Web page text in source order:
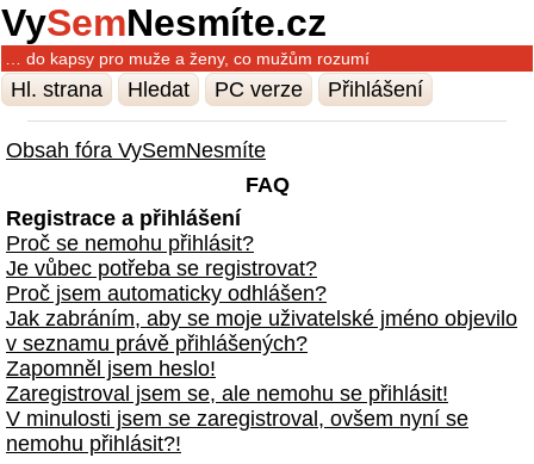
VySemNesmíte.cz
… do kapsy pro muže a ženy, co mužům rozumí
Hl. strana Hledat PC verze Přihlášení
Obsah fóra VySemNesmíte
FAQ
Registrace a přihlášení
Proč se nemohu přihlásit?
Je vůbec potřeba se registrovat?
Proč jsem automaticky odhlášen?
Jak zabráním, aby se moje uživatelské jméno objevilo
v seznamu právě přihlášených?
Zapomněl jsem heslo!
Zaregistroval jsem se, ale nemohu se přihlásit!
V minulosti jsem se zaregistroval, ovšem nyní se
nemohu přihlásit?!